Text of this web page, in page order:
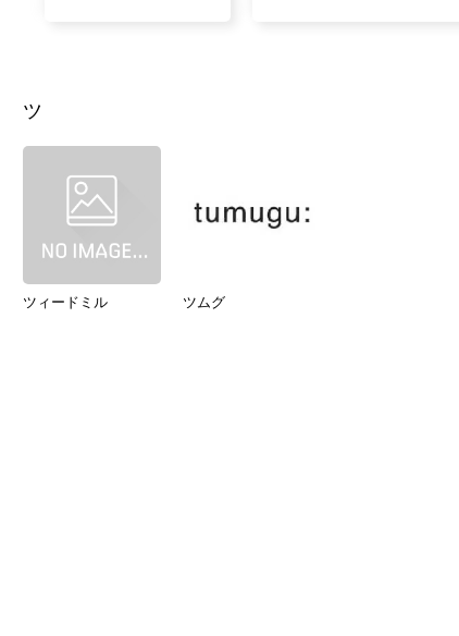
ツ
ツィードミル ツムグ